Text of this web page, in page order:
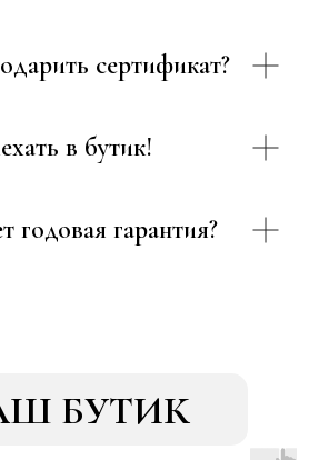
сертификат?
в бутик!
годовая гарантия?
БУТИК